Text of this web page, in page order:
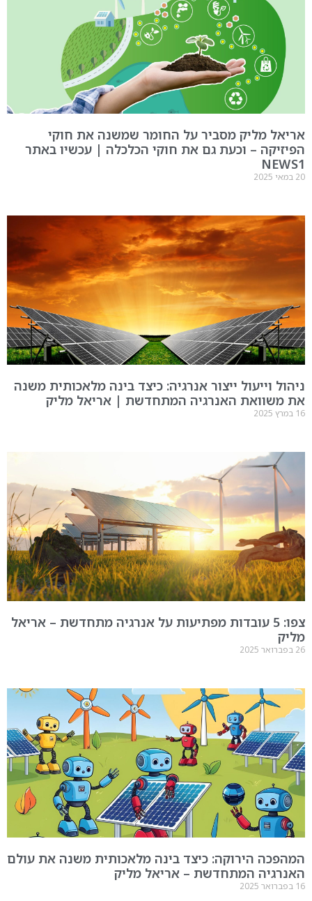
מליק מסביר על החומר שמשנה את חוקי
– וכעת גם את חוקי הכלכלה | עכשיו באתר
וייעול ייצור אנרגיה: כיצד בינה מלאכותית משנה
משוואת האנרגיה המתחדשת | אריאל מליק
צפו: 5 עובדות מפתיעות על אנרגיה מתחדשת – אריאל
הירוקה: כיצד בינה מלאכותית משנה את עולם
המתחדשת – אריאל מליק